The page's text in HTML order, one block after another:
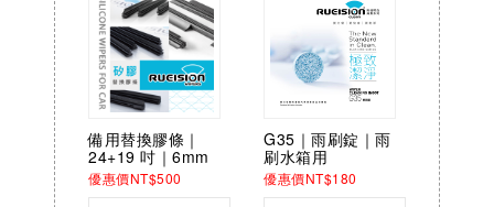
備用替換膠條｜
24+19 吋｜6mm
優惠價NT$500
G35｜雨刷錠｜雨
刷水箱用
優惠價NT$180